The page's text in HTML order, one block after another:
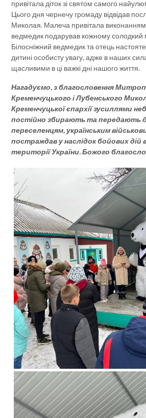
привітала діток зі святом самого
Цього дня чернечу громаду відвідав
Миколая. Малеча привітала виконанням
ведмедик подарував кожному солодкий
Білосніжний ведмедик та отець
дитині особисту увагу, адже в наших
щасливими в ці важкі дні нашого життя.
Нагадуємо, з благословення
Кременчуцького і Лубенського
Кременчуцької єпархії зусиллями
постійно збирають та передають
переселенцям, українським
постраждав у наслідок бойових дій
території України. Божого